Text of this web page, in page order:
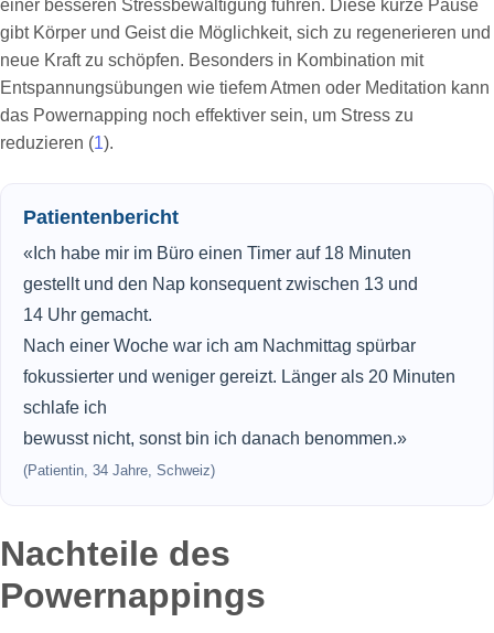
einer besseren Stressbewältigung führen. Diese kurze Pause
gibt Körper und Geist die Möglichkeit, sich zu regenerieren und
neue Kraft zu schöpfen. Besonders in Kombination mit
Entspannungsübungen wie tiefem Atmen oder Meditation kann
das Powernapping noch effektiver sein, um Stress zu
reduzieren (1).
Patientenbericht
«Ich habe mir im Büro einen Timer auf 18 Minuten
gestellt und den Nap konsequent zwischen 13 und
14 Uhr gemacht.
Nach einer Woche war ich am Nachmittag spürbar
fokussierter und weniger gereizt. Länger als 20 Minuten
schlafe ich
bewusst nicht, sonst bin ich danach benommen.»
(Patientin, 34 Jahre, Schweiz)
Nachteile des
Powernappings